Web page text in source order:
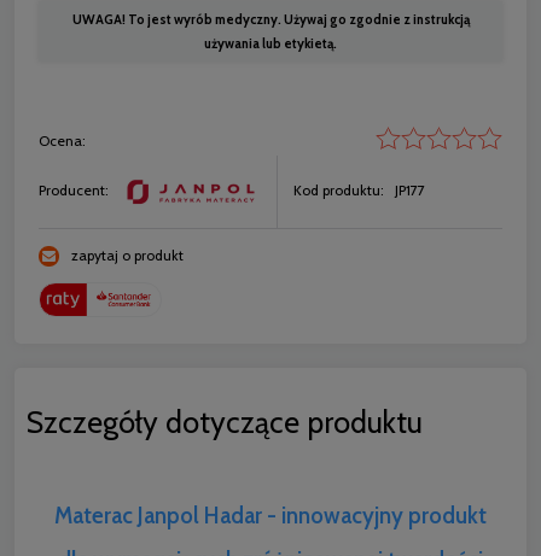
UWAGA! To jest wyrób medyczny. Używaj go zgodnie z instrukcją
używania lub etykietą.
Ocena:
Producent: Kod produktu: JP177
zapytaj o produkt
Szczegóły dotyczące produktu
Materac Janpol Hadar - innowacyjny produkt